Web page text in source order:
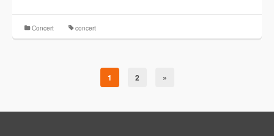
Concert concert
1 2 »